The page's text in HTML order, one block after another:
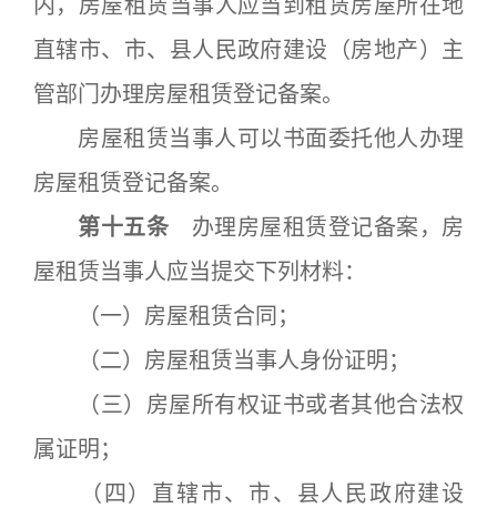
内，房屋租赁当事人应当到租赁房屋所在地
直辖市、市、县人民政府建设（房地产）主
管部门办理房屋租赁登记备案。
房屋租赁当事人可以书面委托他人办理
房屋租赁登记备案。
第十五条 办理房屋租赁登记备案，房
屋租赁当事人应当提交下列材料：
（一）房屋租赁合同；
（二）房屋租赁当事人身份证明；
（三）房屋所有权证书或者其他合法权
属证明；
（四）直辖市、市、县人民政府建设